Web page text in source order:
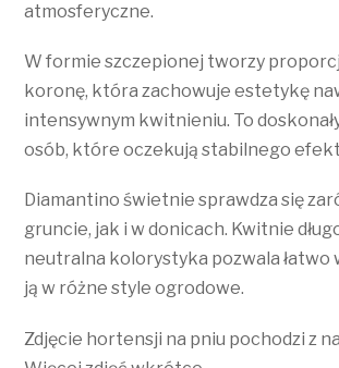
atmosferyczne.
W formie szczepionej tworzy
koronę, która zachowuje estetykę
intensywnym kwitnieniu. To
osób, które oczekują stabilnego
Diamantino świetnie sprawdza się
gruncie, jak i w donicach. Kwitnie
neutralna kolorystyka pozwala łatwo
ją w różne style ogrodowe.
Zdjęcie hortensji na pniu pochodzi z